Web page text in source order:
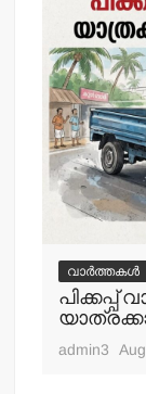
വാർത്തകൾ
പിക്കപ്പ്
admin3